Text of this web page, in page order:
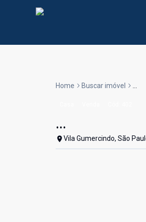
Home Buscar imóvel ...
...
Vila Gumercindo, São